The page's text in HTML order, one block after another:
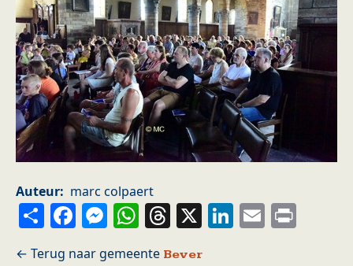
Auteur marc colpaert
ShareFacebook
Messenger
WhatsApp
Threads
X LinkedIn
Email
Bever